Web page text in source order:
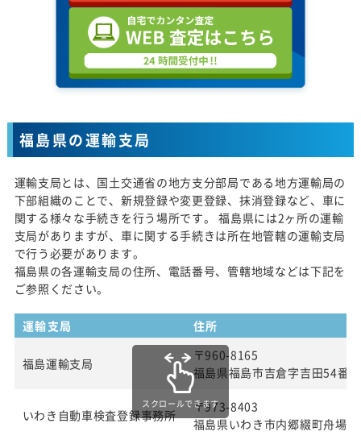
福島県の運輸支局
運輸支局とは、国土交通省の地方支分部局である地方運輸局の
下部組織のことで、新規登録や変更登録、抹消登録など、車に
関する様々な手続きを行う場所です。 福島県には2ヶ所の運輸
支局がありますが、車に関する手続きは所在地管轄の運輸支局
で行う必要があります。
福島県の各運輸支局の住所、電話番号、管轄地域などは下記を
ご参照ください。
運輸支局 住所
福島運輸支局
〒960-8165
福島県福島市吉倉字吉田54番地
いわき自動車検査登録事務所
〒973-8403
福島県いわき市内郷綴町舟場1
スクロールできます